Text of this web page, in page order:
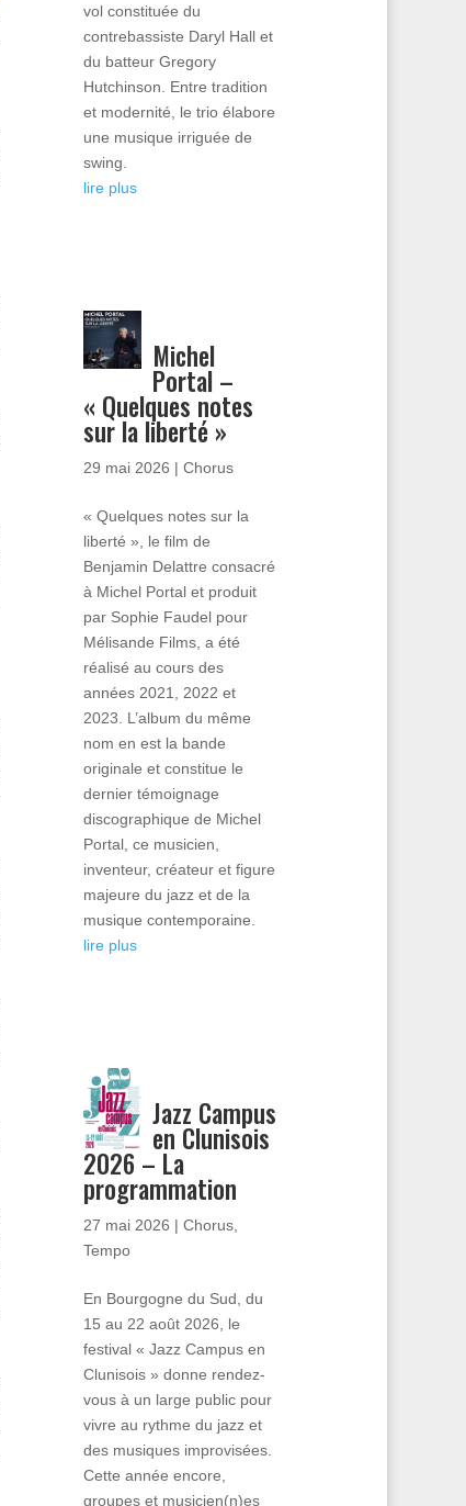
vol constituée du
contrebassiste Daryl Hall et
du batteur Gregory
Hutchinson. Entre tradition
et modernité, le trio élabore
une musique irriguée de
swing.
lire plus
Michel
Portal –
« Quelques notes
sur la liberté »
29 mai 2026 | Chorus
« Quelques notes sur la
liberté », le film de
Benjamin Delattre consacré
à Michel Portal et produit
par Sophie Faudel pour
Mélisande Films, a été
réalisé au cours des
années 2021, 2022 et
2023. L’album du même
nom en est la bande
originale et constitue le
dernier témoignage
discographique de Michel
Portal, ce musicien,
inventeur, créateur et figure
majeure du jazz et de la
musique contemporaine.
lire plus
Jazz Campus
en Clunisois
2026 – La
programmation
27 mai 2026 | Chorus,
Tempo
En Bourgogne du Sud, du
15 au 22 août 2026, le
festival « Jazz Campus en
Clunisois » donne rendez-
vous à un large public pour
vivre au rythme du jazz et
des musiques improvisées.
Cette année encore,
groupes et musicien(n)es